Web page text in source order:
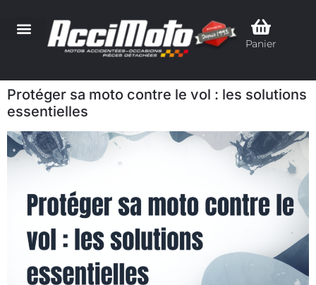
Panier
Protéger sa moto contre le vol : les solutions
essentielles